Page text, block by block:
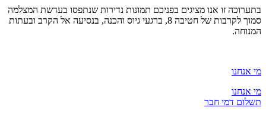
בתערוכה זו אנו מציגים בפניכם תמונות נדירות שנתפסו בעדשת המצלמה
סמוך לקרבות של חטיבה 8, ברגעי גיוס והכנה, בנסיעה אל הקרב ובעתות
המנוחה.
מי אנחנו
מי אנחנו
תשלום דמי חבר